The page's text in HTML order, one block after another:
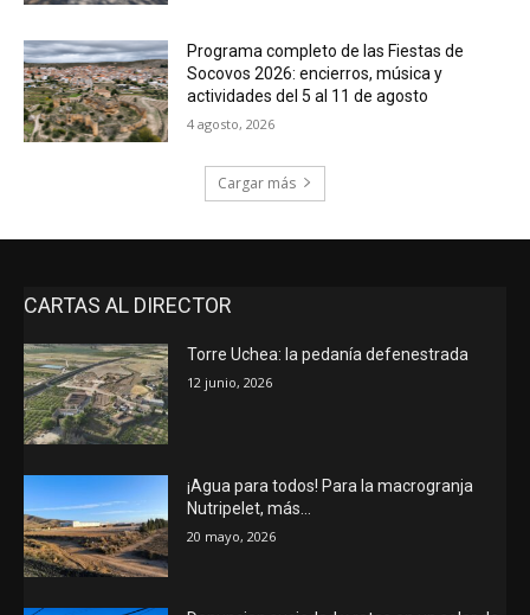
Programa completo de las Fiestas de
Socovos 2026: encierros, música y
actividades del 5 al 11 de agosto
4 agosto, 2026
Cargar más
CARTAS AL DIRECTOR
Torre Uchea: la pedanía defenestrada
12 junio, 2026
¡Agua para todos! Para la macrogranja
Nutripelet, más…
20 mayo, 2026